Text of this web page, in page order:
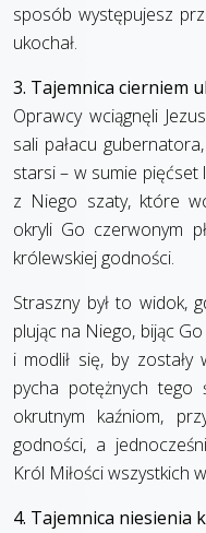
sposób występujesz
ukochał.
3. Tajemnica cierniem
Oprawcy wciągnęli
sali pałacu
starsi – w sumie
z Niego szaty, które
okryli Go czerwonym
królewskiej godności.
Straszny był to widok,
plując na Niego, bijąc
i modlił się, by
pycha potężnych tego
okrutnym kaźniom,
godności, a
Król Miłości wszystkich
4. Tajemnica niesienia